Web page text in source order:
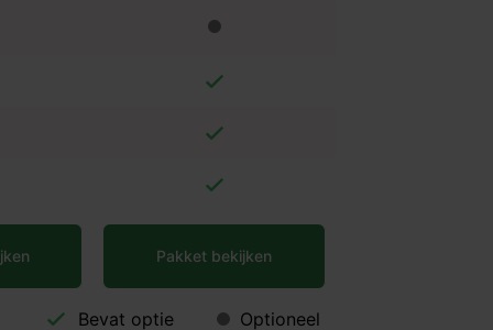
Pakket bekijken
Bevat optie Optioneel